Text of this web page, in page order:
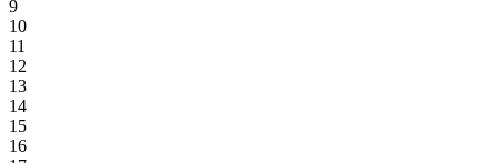
9
10
11
12
13
14
15
16